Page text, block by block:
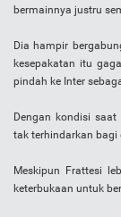
bermainnya justru
Dia hampir
kesepakatan itu
pindah ke Inter
Dengan kondisi
tak terhindarkan bagi
Meskipun Frattesi
keterbukaan untuk